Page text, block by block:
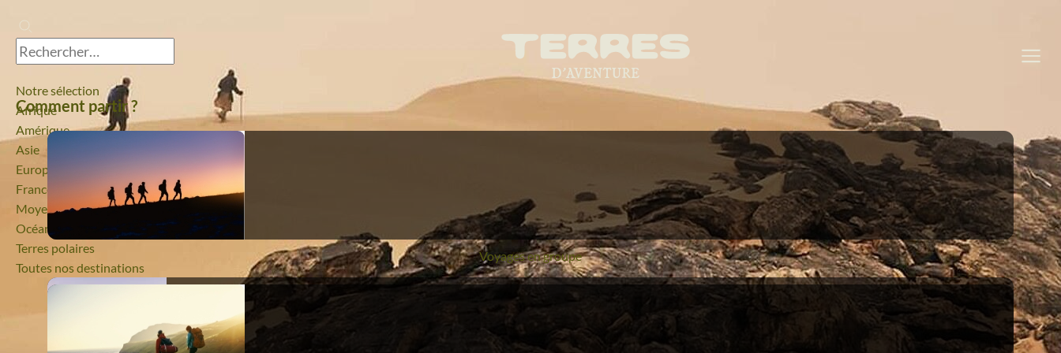
Notre sélection
Afrique
Amérique
Asie
Europe
France
Moyen-Orient
Océanie
Terres polaires
Toutes nos destinations
Comment partir ?
Voyages en groupe